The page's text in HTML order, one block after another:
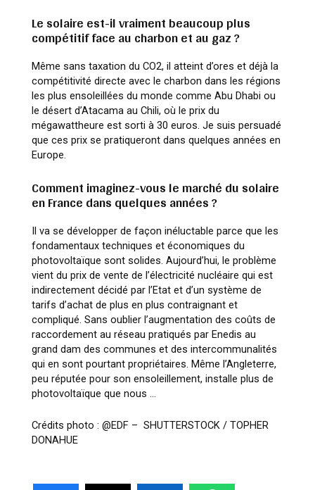
Le solaire est-il vraiment beaucoup plus
compétitif face au charbon et au gaz ?
Même sans taxation du CO2, il atteint d’ores et déjà la
compétitivité directe avec le charbon dans les régions
les plus ensoleillées du monde comme Abu Dhabi ou
le désert d’Atacama au Chili, où le prix du
mégawattheure est sorti à 30 euros. Je suis persuadé
que ces prix se pratiqueront dans quelques années en
Europe.
Comment imaginez-vous le marché du solaire
en France dans quelques années ?
Il va se développer de façon inéluctable parce que les
fondamentaux techniques et économiques du
photovoltaïque sont solides. Aujourd’hui, le problème
vient du prix de vente de l’électricité nucléaire qui est
indirectement décidé par l’Etat et d’un système de
tarifs d’achat de plus en plus contraignant et
compliqué. Sans oublier l’augmentation des coûts de
raccordement au réseau pratiqués par Enedis au
grand dam des communes et des intercommunalités
qui en sont pourtant propriétaires. Même l’Angleterre,
peu réputée pour son ensoleillement, installe plus de
photovoltaïque que nous …
Crédits photo : @EDF – SHUTTERSTOCK / TOPHER
DONAHUE